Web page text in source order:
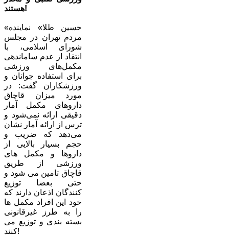
هستند!
«حسین طلا» نماینده
مردم تهران در مجلس
شورای اسلامی، با
انتقاد از عدم ساماندهی
مکمل‌های ورزشی
برای استفاده جوانان و
ورزشکاران گفت: در
مورد میزان قاچاق
داروهای مکمل آمار
دقیقی ارائه نمی‌شود و
ترس از ارائه آمار نشان
می‌دهد که ضریب و
حجم بسیار بالایی از
داروها و مکمل های
ورزشی از طریق
قاچاق تامین می شود و
حتی بعضا توزیع
کنندگان اذعان دارند که
خود این افراد مکمل ها
را به طرز غیرقانونی
بسته بندی و توزیع می
کنند!